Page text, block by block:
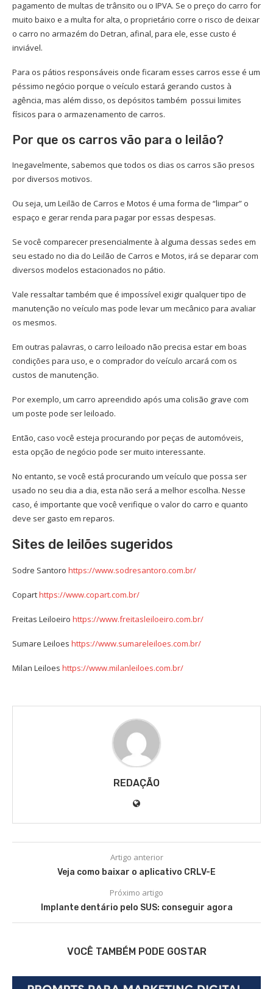
pagamento de multas de trânsito ou o IPVA. Se o preço do carro for
muito baixo e a multa for alta, o proprietário corre o risco de deixar
o carro no armazém do Detran, afinal, para ele, esse custo é
inviável.
Para os pátios responsáveis onde ficaram esses carros esse é um
péssimo negócio porque o veículo estará gerando custos à
agência, mas além disso, os depósitos também possui limites
físicos para o armazenamento de carros.
Por que os carros vão para o leilão?
Inegavelmente, sabemos que todos os dias os carros são presos
por diversos motivos.
Ou seja, um Leilão de Carros e Motos é uma forma de “limpar” o
espaço e gerar renda para pagar por essas despesas.
Se você comparecer presencialmente à alguma dessas sedes em
seu estado no dia do Leilão de Carros e Motos, irá se deparar com
diversos modelos estacionados no pátio.
Vale ressaltar também que é impossível exigir qualquer tipo de
manutenção no veículo mas pode levar um mecânico para avaliar
os mesmos.
Em outras palavras, o carro leiloado não precisa estar em boas
condições para uso, e o comprador do veículo arcará com os
custos de manutenção.
Por exemplo, um carro apreendido após uma colisão grave com
um poste pode ser leiloado.
Então, caso você esteja procurando por peças de automóveis,
esta opção de negócio pode ser muito interessante.
No entanto, se você está procurando um veículo que possa ser
usado no seu dia a dia, esta não será a melhor escolha. Nesse
caso, é importante que você verifique o valor do carro e quanto
deve ser gasto em reparos.
Sites de leilões sugeridos
Sodre Santoro https://www.sodresantoro.com.br/
Coparthttps://www.copart.com.br/
Freitas Leiloeiro https://www.freitasleiloeiro.com.br/
Sumare Leiloes https://www.sumareleiloes.com.br/
Milan Leiloes https://www.milanleiloes.com.br/
REDAÇÃO
Artigo anterior
Veja como baixar o aplicativo CRLV-E
Próximo artigo
Implante dentário pelo SUS: conseguir agora
VOCÊ TAMBÉM PODE GOSTAR